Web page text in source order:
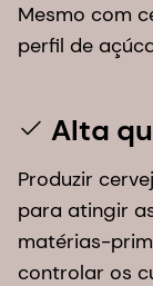
Mesmo com
perfil de
Alta
Produzir
para atingir
matérias-
controlar os